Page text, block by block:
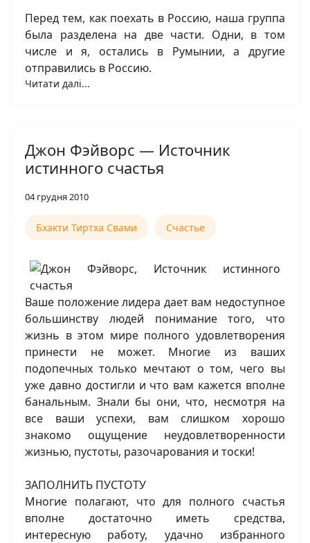
Перед тем, как поехать в Россию, наша группа
была разделена на две части. Одни, в том
числе и я, остались в Румынии, а другие
отправились в Россию.
Читати далі...
Джон Фэйворс — Источник
истинного счастья
04 грудня 2010
Бхакти Тиртха Свами Счастье
Ваше положение лидера дает вам недоступное
большинству людей понимание того, что
жизнь в этом мире полного удовлетворения
принести не может. Многие из ваших
подопечных только мечтают о том, чего вы
уже давно достигли и что вам кажется вполне
банальным. Знали бы они, что, несмотря на
все ваши успехи, вам слишком хорошо
знакомо ощущение неудовлетворенности
жизнью, пустоты, разочарования и тоски!
ЗАПОЛНИТЬ ПУСТОТУ
Многие полагают, что для полного счастья
вполне достаточно иметь средства,
интересную работу, удачно избранного